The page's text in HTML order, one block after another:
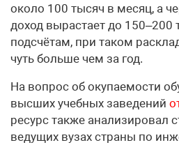
около 100 тысяч в месяц, а
доход вырастает до 150–200
подсчётам, при таком
чуть больше чем за год.
На вопрос об окупаемости
высших учебных заведений
ресурс также анализировал
ведущих вузах страны по